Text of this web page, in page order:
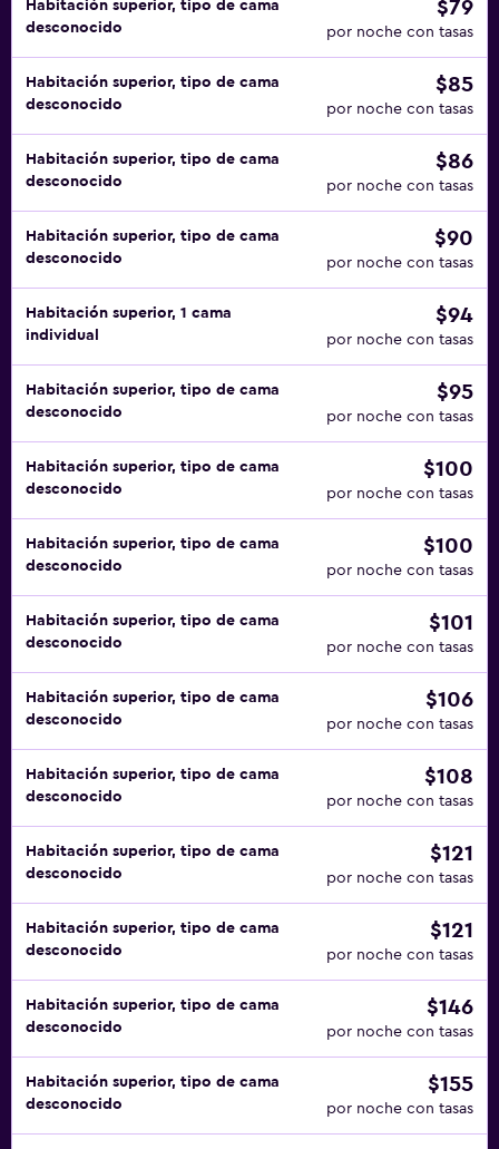
adicionales. Los huéspedes deberán proporcionar a la
propiedad los datos de su llegada antes de emprender el
viaje utilizando la información de contacto que figura en la
confirmación de la reservación. El personal de recepción
Out El Checkout se realiza a las mediodía Mascotas No se
aceptan mascotas No se aceptan animales de servicio
disponibles Green Globe La propiedad se limpia con
desinfectante El personal usa equipo de protección
personal Hay vestimenta de protección disponible para
huéspedes Hay cubrebocas disponibles para huéspedes
Hay guantes disponibles para huéspedes Hay paneles
entre los huéspedes y el personal en las áreas de contacto
principales Se proporciona gel para manos gratis a los
huéspedes Se implementan medidas de distanciamiento
social en la propiedad La propiedad asegura que está
implementando medidas para reforzar la limpieza Hay
opciones disponibles de alimentos envueltos por
envueltos por separado para el desayuno Hay opciones
disponibles de alimentos envueltos por separado para el
envueltos por separado para la cena Hay opciones
disponibles de alimentos envueltos por separado en el
servicio a la habitación Tiempo que deja pasar la
propiedad entre cada nueva estadía: 24 horas Se mide la
de temperatura disponibles para los huéspedes Las
sábanas y toallas se lavan a una temperatura mínima de 60
desinfectante La propiedad asegura que está
implementando medidas de seguridad para los huéspedes
Check-out sin contacto disponible
Habitación superior, tipo de cama
desconocido
$79
por noche con tasas
Habitación superior, tipo de cama
desconocido
$85
por noche con tasas
Habitación superior, tipo de cama
desconocido
$86
por noche con tasas
Habitación superior, tipo de cama
desconocido
$90
por noche con tasas
Habitación superior, 1 cama
individual
$94
por noche con tasas
Habitación superior, tipo de cama
desconocido
$95
por noche con tasas
Habitación superior, tipo de cama
desconocido
$100
por noche con tasas
Habitación superior, tipo de cama
desconocido
$100
por noche con tasas
Habitación superior, tipo de cama
desconocido
$101
por noche con tasas
Habitación superior, tipo de cama
desconocido
$106
por noche con tasas
Habitación superior, tipo de cama
desconocido
$108
por noche con tasas
Habitación superior, tipo de cama
desconocido
$121
por noche con tasas
Habitación superior, tipo de cama
desconocido
$121
por noche con tasas
Habitación superior, tipo de cama
desconocido
$146
por noche con tasas
Habitación superior, tipo de cama
desconocido
$155
por noche con tasas